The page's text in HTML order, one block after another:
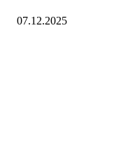
07.12.2025